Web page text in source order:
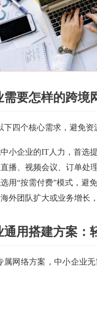
需要怎样的跨境
下四个核心需求，避免资
中小企业的IT人力，首选
直播、视频会议、订单处
选用“按需付费”模式，避
海外团队扩大或业务增长
通用搭建方案：
属网络方案，中小企业